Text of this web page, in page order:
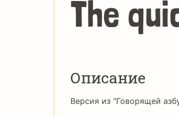
The
Описание
Версия из "Говорящей